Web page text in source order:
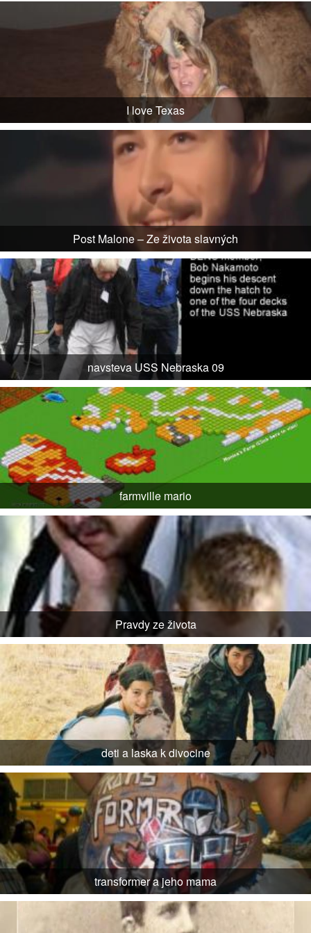
I love Texas
Post Malone – Ze života slavných
navsteva USS Nebraska 09
farmville mario
Pravdy ze života
deti a laska k divocine
transformer a jeho mama